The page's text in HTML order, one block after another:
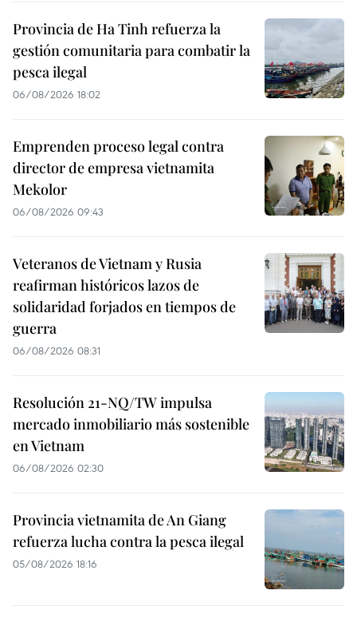
Provincia de Ha Tinh refuerza la
gestión comunitaria para combatir la
pesca ilegal
06/08/2026 18:02
Emprenden proceso legal contra
director de empresa vietnamita
Mekolor
06/08/2026 09:43
Veteranos de Vietnam y Rusia
reafirman históricos lazos de
solidaridad forjados en tiempos de
guerra
06/08/2026 08:31
Resolución 21-NQ/TW impulsa
mercado inmobiliario más sostenible
en Vietnam
06/08/2026 02:30
Provincia vietnamita de An Giang
refuerza lucha contra la pesca ilegal
05/08/2026 18:16